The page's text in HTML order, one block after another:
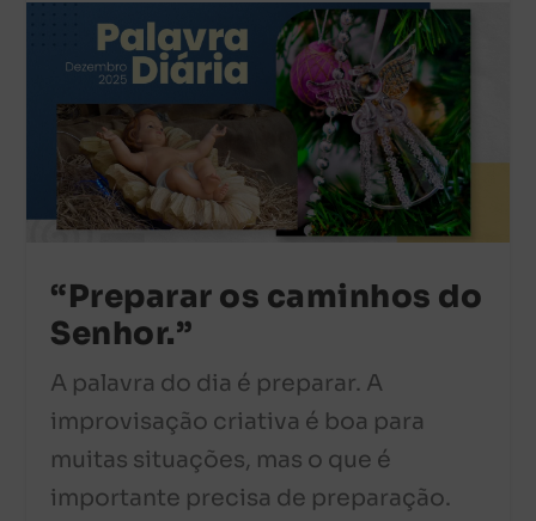
“Preparar os caminhos do
Senhor.”
A palavra do dia é preparar. A
improvisação criativa é boa para
muitas situações, mas o que é
importante precisa de preparação.